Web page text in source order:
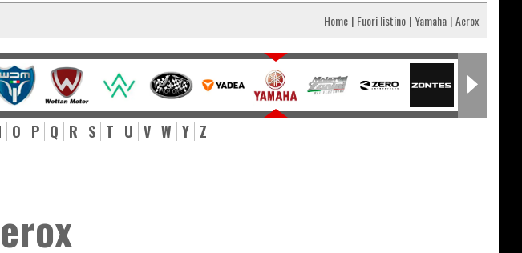
Home Fuori listino Yamaha Aerox
O P Q R S T U V W Y Z